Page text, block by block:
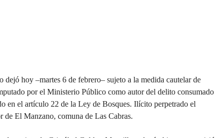
dejó hoy –martes 6 de febrero– sujeto a la medida cautelar de
por el Ministerio Público como autor del delito consumado
en el artículo 22 de la Ley de Bosques. Ilícito perpetrado el
de El Manzano, comuna de Las Cabras.